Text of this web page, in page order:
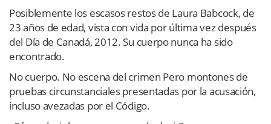
Posiblemente los escasos restos de Laura Babcock, de
23 años de edad, vista con vida por última vez después
del Día de Canadá, 2012. Su cuerpo nunca ha sido
encontrado.
No cuerpo. No escena del crimen Pero montones de
pruebas circunstanciales presentadas por la acusación,
incluso avezadas por el Código.